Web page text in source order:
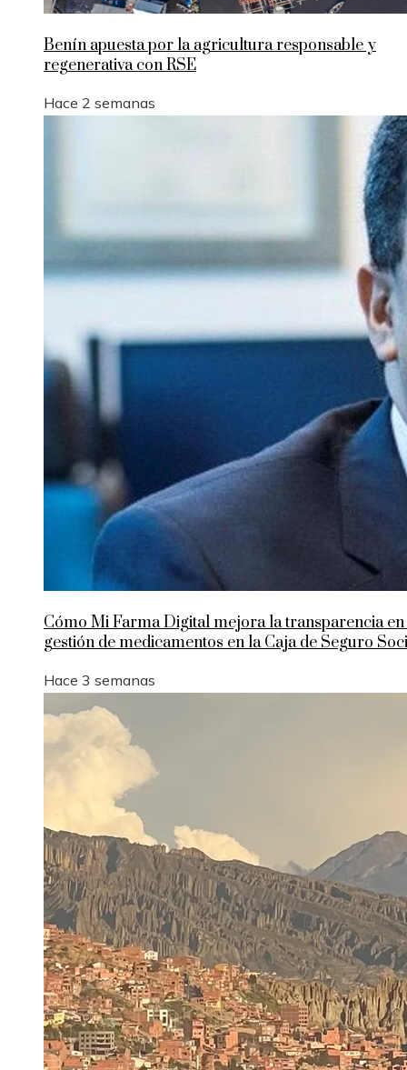
Benín apuesta por la agricultura responsable y
regenerativa con RSE
Hace 2 semanas
Cómo Mi Farma Digital mejora la transparencia
gestión de medicamentos en la Caja de Seguro
Hace 3 semanas